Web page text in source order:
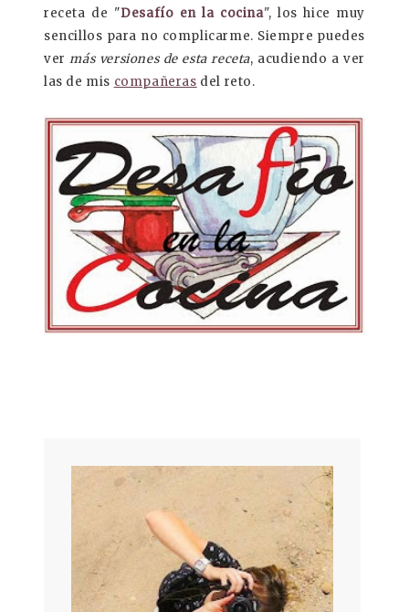
receta de "Desafío en la cocina", los hice muy
sencillos para no complicarme. Siempre puedes
vermás versiones de esta receta, acudiendo a ver
las de mis compañeras del reto.